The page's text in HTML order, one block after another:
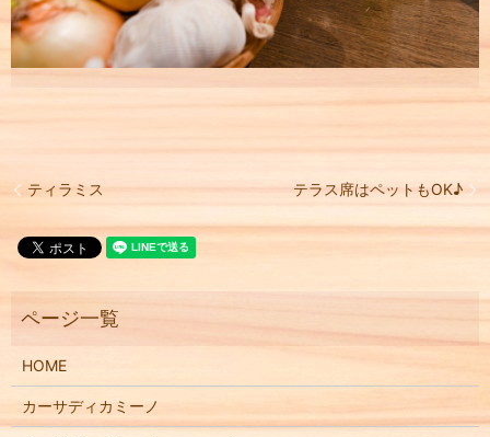
ティラミス テラス席はペットもOK♪
HOME
カーサディカミーノ